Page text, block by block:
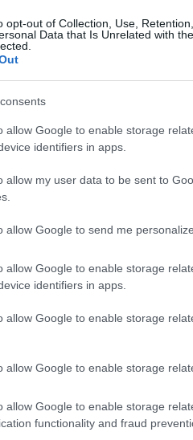
opt-out of Collection, Use,
Data that Is Unrelated with
allow Google to enable storage
identifiers in apps.
allow my user data to be sent to
allow Google to send me
allow Google to enable storage
identifiers in apps.
allow Google to enable storage
allow Google to enable storage
allow Google to enable storage
functionality and fraud
az MVP program körül,
számított, hogy a Sony
hangulata – Jön a második